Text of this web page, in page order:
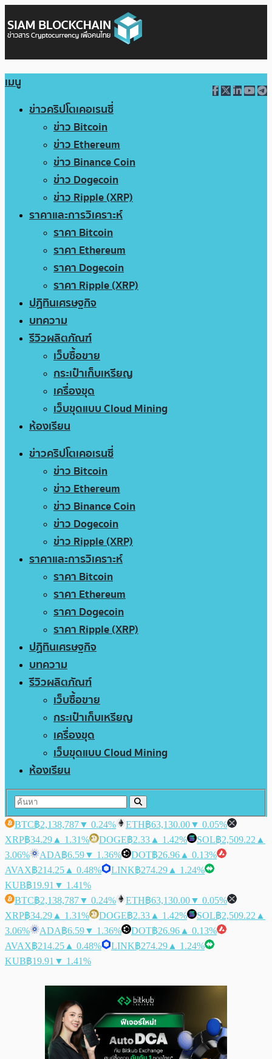
เมนู
ข่าวคริปโตเคอเรนซี่
ข่าว Bitcoin
ข่าว Ethereum
ข่าว Binance Coin
ข่าว Dogecoin
ข่าว Ripple (XRP)
ราคาและการวิเคราะห์
ราคา Bitcoin
ราคา Ethereum
ราคา Dogecoin
ราคา Ripple (XRP)
ปฏิทินเศรษฐกิจ
บทความ
รีวิวผลิตภัณฑ์
เว็บซื้อขาย
กระเป๋าเก็บเหรียญ
เครื่องขุด
เว็บขุดแบบ Cloud Mining
ห้องเรียน
ข่าวคริปโตเคอเรนซี่
ข่าว Bitcoin
ข่าว Ethereum
ข่าว Binance Coin
ข่าว Dogecoin
ข่าว Ripple (XRP)
ราคาและการวิเคราะห์
ราคา Bitcoin
ราคา Ethereum
ราคา Dogecoin
ราคา Ripple (XRP)
ปฏิทินเศรษฐกิจ
บทความ
รีวิวผลิตภัณฑ์
เว็บซื้อขาย
กระเป๋าเก็บเหรียญ
เครื่องขุด
เว็บขุดแบบ Cloud Mining
ห้องเรียน
BTC฿2,138,787▼ 0.24% ETH฿63,130.00▼ 0.05%
XRP฿34.29 ▲ 1.31% DOGE฿2.33 ▲ 1.42% SOL฿2,509.22 ▲
3.06%
ADA฿6.59▼ 1.36% DOT฿26.96 ▲ 0.13%
AVAX฿214.25 ▲ 0.48% LINK฿274.29 ▲ 1.24%
KUB฿19.91 ▼ 1.41%
BTC฿2,138,787▼ 0.24% ETH฿63,130.00▼ 0.05%
XRP฿34.29 ▲ 1.31% DOGE฿2.33 ▲ 1.42% SOL฿2,509.22 ▲
3.06%
ADA฿6.59▼ 1.36% DOT฿26.96 ▲ 0.13%
AVAX฿214.25 ▲ 0.48% LINK฿274.29 ▲ 1.24%
KUB฿19.91 ▼ 1.41%